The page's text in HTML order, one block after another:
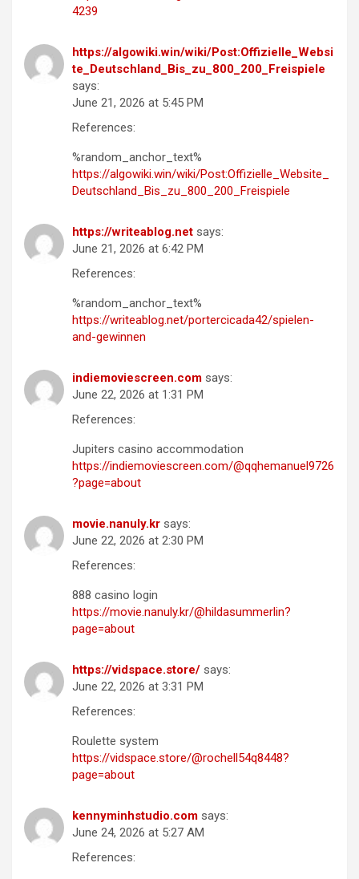
4239
https://algowiki.win/wiki/Post:Offizielle_Websi
te_Deutschland_Bis_zu_800_200_Freispiele
says:
June 21, 2026 at 5:45 PM
References:
%random_anchor_text%
https://algowiki.win/wiki/Post:Offizielle_Website_
Deutschland_Bis_zu_800_200_Freispiele
https://writeablog.net says:
June 21, 2026 at 6:42 PM
References:
%random_anchor_text%
https://writeablog.net/portercicada42/spielen-
and-gewinnen
indiemoviescreen.com says:
June 22, 2026 at 1:31 PM
References:
Jupiters casino accommodation
https://indiemoviescreen.com/@qqhemanuel9726
?page=about
movie.nanuly.kr says:
June 22, 2026 at 2:30 PM
References:
888 casino login
https://movie.nanuly.kr/@hildasummerlin?
page=about
https://vidspace.store/ says:
June 22, 2026 at 3:31 PM
References:
Roulette system
https://vidspace.store/@rochell54q8448?
page=about
kennyminhstudio.com says:
June 24, 2026 at 5:27 AM
References: